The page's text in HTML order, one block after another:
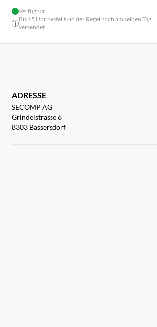
Verfügbar
Bis 15 Uhr bestellt - in der Regel noch am selben Tag
versendet
ADRESSE
SECOMP AG
Grindelstrasse 6
8303 Bassersdorf